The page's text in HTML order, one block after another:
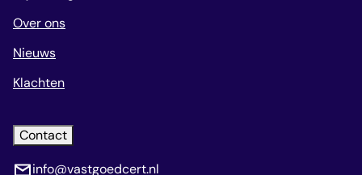
Over ons
Nieuws
Klachten
Contact
info@vastgoedcert.nl